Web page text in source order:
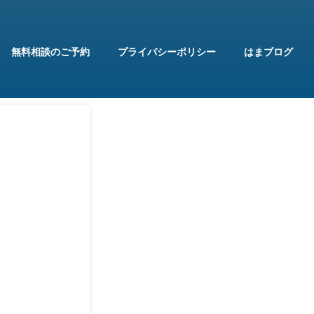
無料相談のご予約 プライバシーポリシー はまブログ